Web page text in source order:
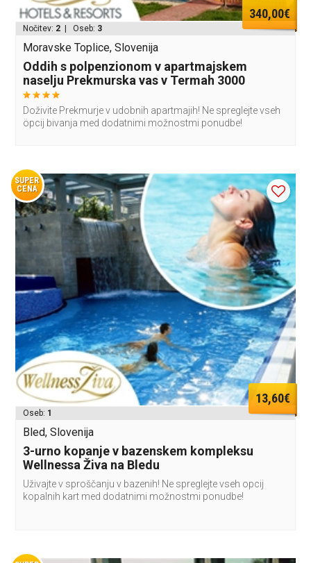
340,00€
Nočitev: 2 | Oseb: 3
Moravske Toplice, Slovenija
Oddih s polpenzionom v apartmajskem
naselju Prekmurska vas v Termah 3000
Doživite Prekmurje v udobnih apartmajih! Ne spreglejte vseh
öpcij bivanja med dodatnimi možnostmi ponudbe!
SUPER
CENA
13,60€
Oseb: 1
Bled, Slovenija
3-urno kopanje v bazenskem kompleksu
Wellnessa Živa na Bledu
Uživajte v sproščanju v bazenih! Ne spreglejte vseh opcij
kopalnih kart med dodatnimi možnostmi ponudbe!